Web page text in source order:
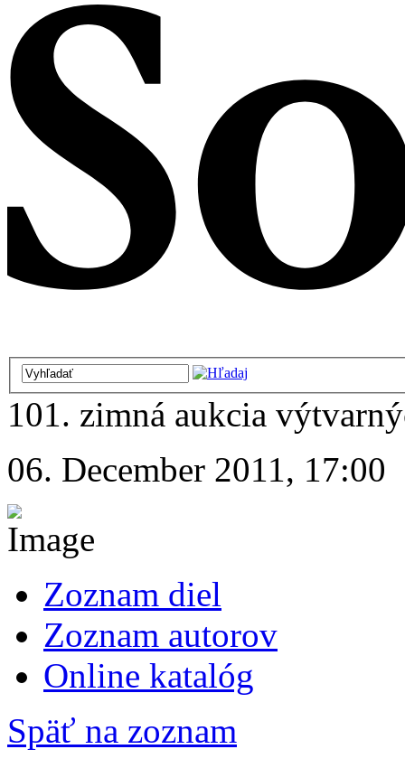
101. zimná aukcia
06. December 2011, 17:00
Zoznam diel
Zoznam autorov
Online katalóg
Späť na zoznam